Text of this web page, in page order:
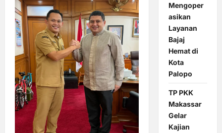
Mengoper
asikan
Layanan
Bajaj
Hemat di
Kota
Palopo
TP PKK
Makassar
Gelar
Kajian